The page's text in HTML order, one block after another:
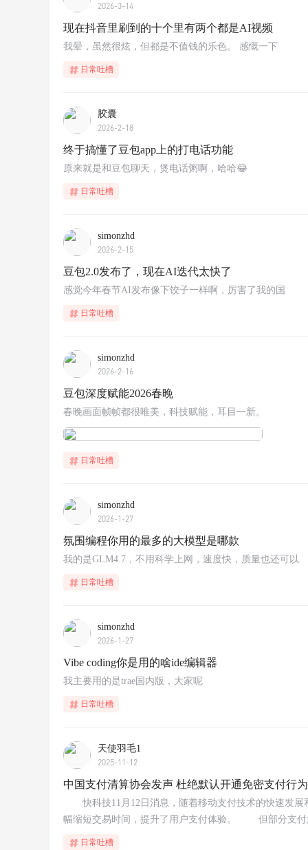
2026-3-14
现在抖音里刷到的十个里有两个都是AI视频
我晕，虽然很炫，但都是不值钱的乐色。 感慨一下
日常吐槽
胶囊
2026-2-18
终于搞懂了豆包app上的打电话功能
原来就是和豆包聊天，煲电话粥啊，哈哈😂
日常吐槽
simonzhd
2026-2-15
豆包2.0发布了，现在AI迭代太快了
感觉今年春节AI发布像下饺子一样啊，厉害了我的国
日常吐槽
simonzhd
2026-2-16
豆包深度赋能2026春晚
春晚画面帧帧都很唯美，科技赋能，耳目一新。
日常吐槽
simonzhd
2026-1-27
氛围编程你用的最多的大模型是哪款
我的是GLM4.7，不用科学上网，速度快，质量也还可以
日常吐槽
simonzhd
2026-1-27
Vibe coding你是用的啥ide编辑器
我主要用的是trae国内版，大家呢
日常吐槽
天使羽毛1
2025-11-12
中国支付清算协会发声 杜绝默认开通免密支付行为
快科技11月12日消息，随着移动支付技术的快速发展
幅缩短交易时间，提升了用户支付体验。 但部分支付
日常吐槽